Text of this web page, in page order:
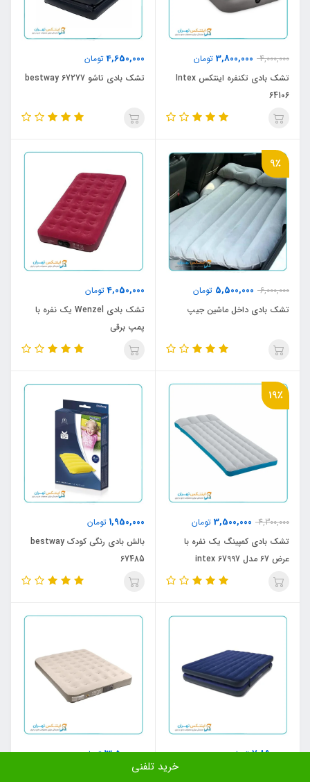
4,000,000
3,800,000 تومان
تشک بادی تکنفره اینتکس Intex
64106
4,650,000تومان
تشک بادی تاشو bestway 67277
9٪
6,000,000
5,500,000 تومان
تشک بادی داخل ماشین جیپ
4,050,000تومان
تشک بادی Wenzel یک نفره با
پمپ برقی
19٪
4,300,000
3,500,000 تومان
تشک بادی کمپینگ یک نفره با
عرض 67 مدل intex 67997
1,950,000 تومان
بالش بادی رنگی کودک bestway
67485
7,890,000تومان
تشک بادی دو نفره کمپینگ دولایه
13,500,000تومان
تشک بادی گرین لاینخرید تلفنی